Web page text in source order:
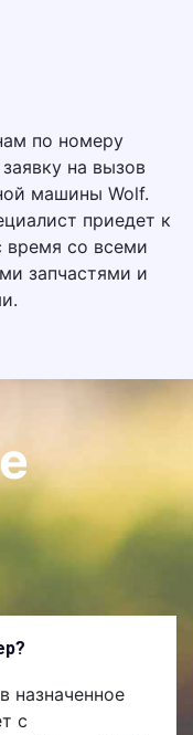
по номеру
на вызов
машины Wolf.
приедет к
время со всеми
запчастями и
назначенное
с